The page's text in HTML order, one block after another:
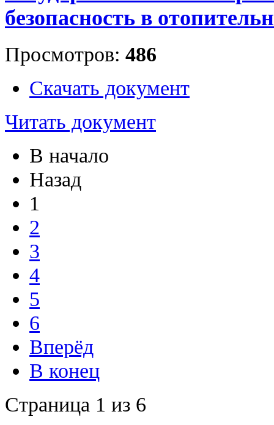
безопасность в
Просмотров: 486
Скачать документ
Читать документ
В начало
Назад
1
2
3
4
5
6
Вперёд
В конец
Страница 1 из 6